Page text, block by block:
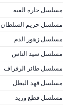
مسلسل حارة القبة
مسلسل حريم السلطان
مسلسل زهور الدم
مسلسل سيد الناس
مسلسل طائر الرفراف
مسلسل فهد البطل
مسلسل قطع وريد